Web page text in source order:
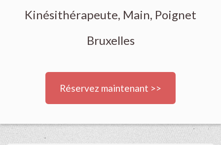
Kinésithérapeute, Main, Poignet
Bruxelles
Réservez maintenant >>